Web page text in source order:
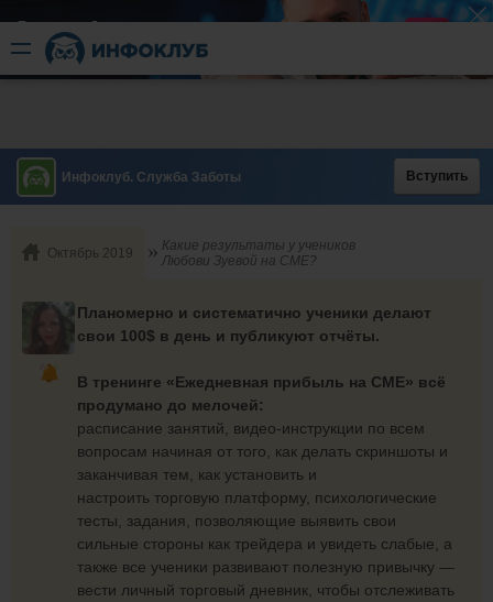
Быстрый разгон
​в короткие сроки
Инфоклуб. Служба Заботы Вступить
Октябрь 2019
Какие результаты у учеников
Любови Зуевой на CME?
Планомерно и систематично ученики делают
свои 100$ в день и публикуют отчёты.
В тренинге «Ежедневная прибыль на CME» всё
продумано до мелочей:
расписание занятий, видео-инструкции по всем
вопросам начиная от того, как делать скриншоты и
заканчивая тем, как установить и
настроить торговую платформу, психологические
тесты, задания, позволяющие выявить свои
сильные стороны как трейдера и увидеть слабые, а
также все ученики развивают полезную привычку —
вести личный торговый дневник, чтобы отслеживать